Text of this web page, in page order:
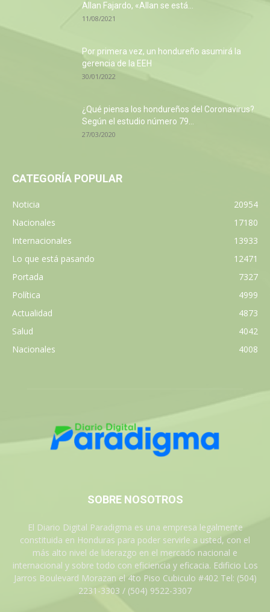
Allan Fajardo, «Allan se está...
11/08/2021
Por primera vez, un hondureño asumirá la
gerencia de la EEH
30/01/2022
¿Qué piensa los hondureños del Coronavirus?
Según el estudio número 79...
27/03/2020
CATEGORÍA POPULAR
Noticia
20954
Nacionales
17180
Internacionales
13933
Lo que está pasando
12471
Portada
7327
Política
4999
Actualidad
4873
Salud
4042
Nacionales
4008
SOBRE NOSOTROS
El Diario Digital Paradigma es una empresa legalmente
constituida en Honduras para poder servirle a usted, con el
más alto nivel de liderazgo en el mercado nacional e
internacional y sobre todo con eficiencia y eficacia. Edificio Los
Jarros Boulevard Morazan el 4to Piso Cubiculo #402 Tel: (504)
2231-3303 / (504) 9522-3307